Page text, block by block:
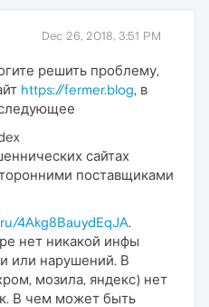
Dec 26, 2018, 3:51 PM
решить проблему,
https://fermer.blog, в
сайтах
поставщиками
4Akg8BauydEqJA.
нет никакой инфы
или нарушений. В
мозила, яндекс) нет
В чем может быть